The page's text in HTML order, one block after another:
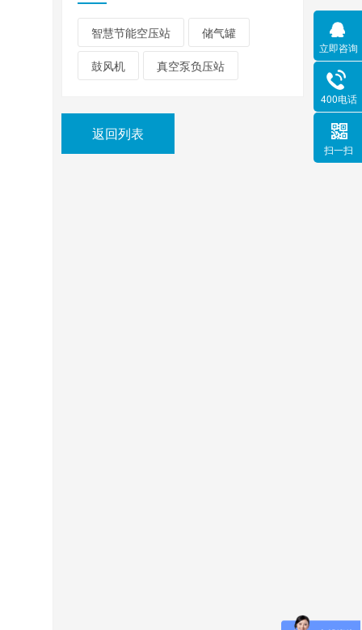
智慧节能空压站 储气罐
鼓风机 真空泵负压站
返回列表
立即咨询
400电话
扫一扫